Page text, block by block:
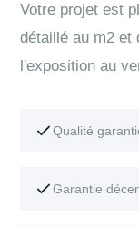
Votre projet est
détaillé au m2 et
l'exposition au
Qualité
Garantie